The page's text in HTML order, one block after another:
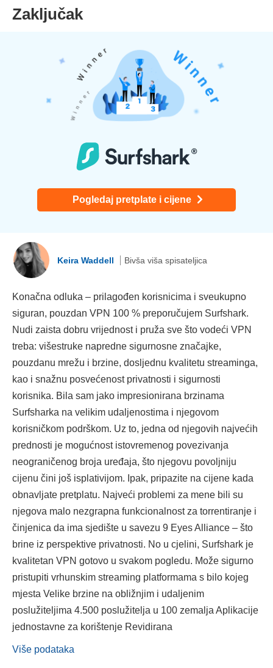
Zaključak
Pogledaj pretplate i cijene
Keira Waddell Bivša viša spisateljica
Konačna odluka – prilagođen korisnicima i sveukupno
siguran, pouzdan VPN 100 % preporučujem Surfshark.
Nudi zaista dobru vrijednost i pruža sve što vodeći VPN
treba: višestruke napredne sigurnosne značajke,
pouzdanu mrežu i brzine, dosljednu kvalitetu streaminga,
kao i snažnu posvećenost privatnosti i sigurnosti
korisnika. Bila sam jako impresionirana brzinama
Surfsharka na velikim udaljenostima i njegovom
korisničkom podrškom. Uz to, jedna od njegovih najvećih
prednosti je mogućnost istovremenog povezivanja
neograničenog broja uređaja, što njegovu povoljniju
cijenu čini još isplativijom. Ipak, pripazite na cijene kada
obnavljate pretplatu. Najveći problemi za mene bili su
njegova malo nezgrapna funkcionalnost za torrentiranje i
činjenica da ima sjedište u savezu 9 Eyes Alliance – što
brine iz perspektive privatnosti. No u cjelini, Surfshark je
kvalitetan VPN gotovo u svakom pogledu. Može sigurno
pristupiti vrhunskim streaming platformama s bilo kojeg
mjesta Velike brzine na obližnjim i udaljenim
poslužiteljima 4.500 poslužitelja u 100 zemalja Aplikacije
jednostavne za korištenje Revidirana
Više podataka